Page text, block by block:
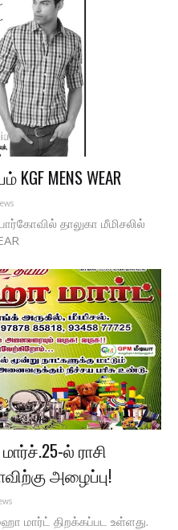
MENS WEAR
தாலுகா மீமிசலில்
ல் ராசி
அழைப்பு!
மார்ட் திறக்கப்பட உள்ளது.